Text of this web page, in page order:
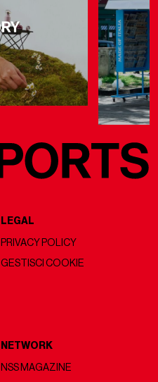
LEGAL
PRIVACY POLICY
GESTISCI COOKIE
NETWORK
NSS MAGAZINE